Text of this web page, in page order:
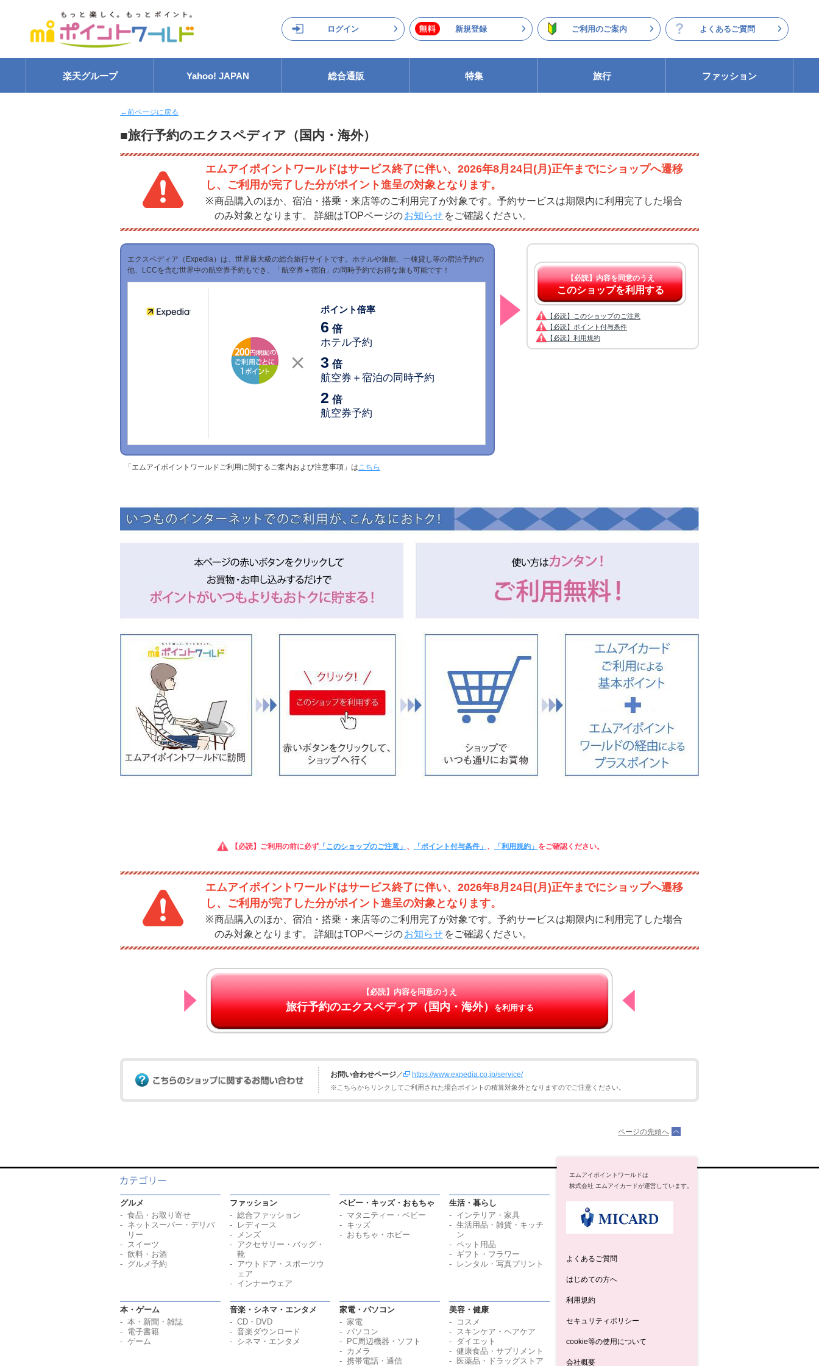
ログイン 新規登録 ご利用のご案内 よくあるご質問
楽天グループ Yahoo! JAPAN 総合通販 特集 旅行 ファッション
←前ページに戻る
■旅行予約のエクスペディア（国内・海外）
エムアイポイントワールドはサービス終了に伴い、2026年8月24日(月)正午までにショップへ遷移
し、ご利用が完了した分がポイント進呈の対象となります。
商品購入のほか、宿泊・搭乗・来店等のご利用完了が対象です。予約サービスは期限内に利用完了した場合
のみ対象となります。 詳細はTOPページのお知らせ をご確認ください。
エクスペディア（Expedia）は、世界最大級の総合旅行サイトです。ホテルや旅館、一棟貸し等の宿泊予約の
他、LCCを含む世界中の航空券予約もでき、「航空券＋宿泊」の同時予約でお得な旅も可能です！
ポイント倍率
6 倍
ホテル予約
3 倍
航空券＋宿泊の同時予約
2 倍
航空券予約
【必読】内容を同意のうえ
このショップを利用する
【必読】このショップのご注意
【必読】ポイント付与条件
【必読】利用規約
「エムアイポイントワールドご利用に関するご案内および注意事項」は こちら
【必読】ご利用の前に必ず「このショップのご注意」 、 「ポイント付与条件」 、 「利用規約」 をご確認ください。
エムアイポイントワールドはサービス終了に伴い、2026年8月24日(月)正午までにショップへ遷移
し、ご利用が完了した分がポイント進呈の対象となります。
商品購入のほか、宿泊・搭乗・来店等のご利用完了が対象です。予約サービスは期限内に利用完了した場合
のみ対象となります。 詳細はTOPページのお知らせ をご確認ください。
【必読】内容を同意のうえ
旅行予約のエクスペディア（国内・海外）を利用する
お問い合わせページ ／ https://www.expedia.co.jp/service/
※こちらからリンクしてご利用された場合ポイントの積算対象外となりますのでご注意ください。
ページの先頭へ
グルメ
食品・お取り寄せ
ネットスーパー・デリバ
リー
スイーツ
飲料・お酒
グルメ予約
ファッション
総合ファッション
レディース
メンズ
アクセサリー・バッグ・
靴
アウトドア・スポーツウ
ェア
インナーウェア
ベビー・キッズ・おもちゃ
マタニティー・ベビー
キッズ
おもちゃ・ホビー
生活・暮らし
インテリア・家具
生活用品・雑貨・キッチ
ン
ペット用品
ギフト・フラワー
レンタル・写真プリント
本・ゲーム
本・新聞・雑誌
電子書籍
ゲーム
音楽・シネマ・エンタメ
CD・DVD
音楽ダウンロード
シネマ・エンタメ
家電・パソコン
家電
パソコン
PC周辺機器・ソフト
カメラ
携帯電話・通信
美容・健康
コスメ
スキンケア・ヘアケア
ダイエット
健康食品・サプリメント
医薬品・ドラッグストア
エムアイポイントワールドは
株式会社 エムアイカードが運営しています。
よくあるご質問
はじめての方へ
利用規約
セキュリティポリシー
cookie等の使用について
会社概要